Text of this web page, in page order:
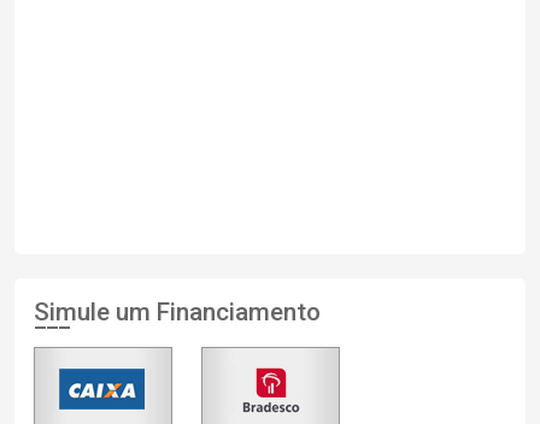
Simule um Financiamento